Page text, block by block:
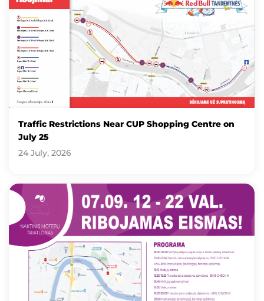
Traffic Restrictions Near CUP Shopping Centre on
July 25
24 July, 2026